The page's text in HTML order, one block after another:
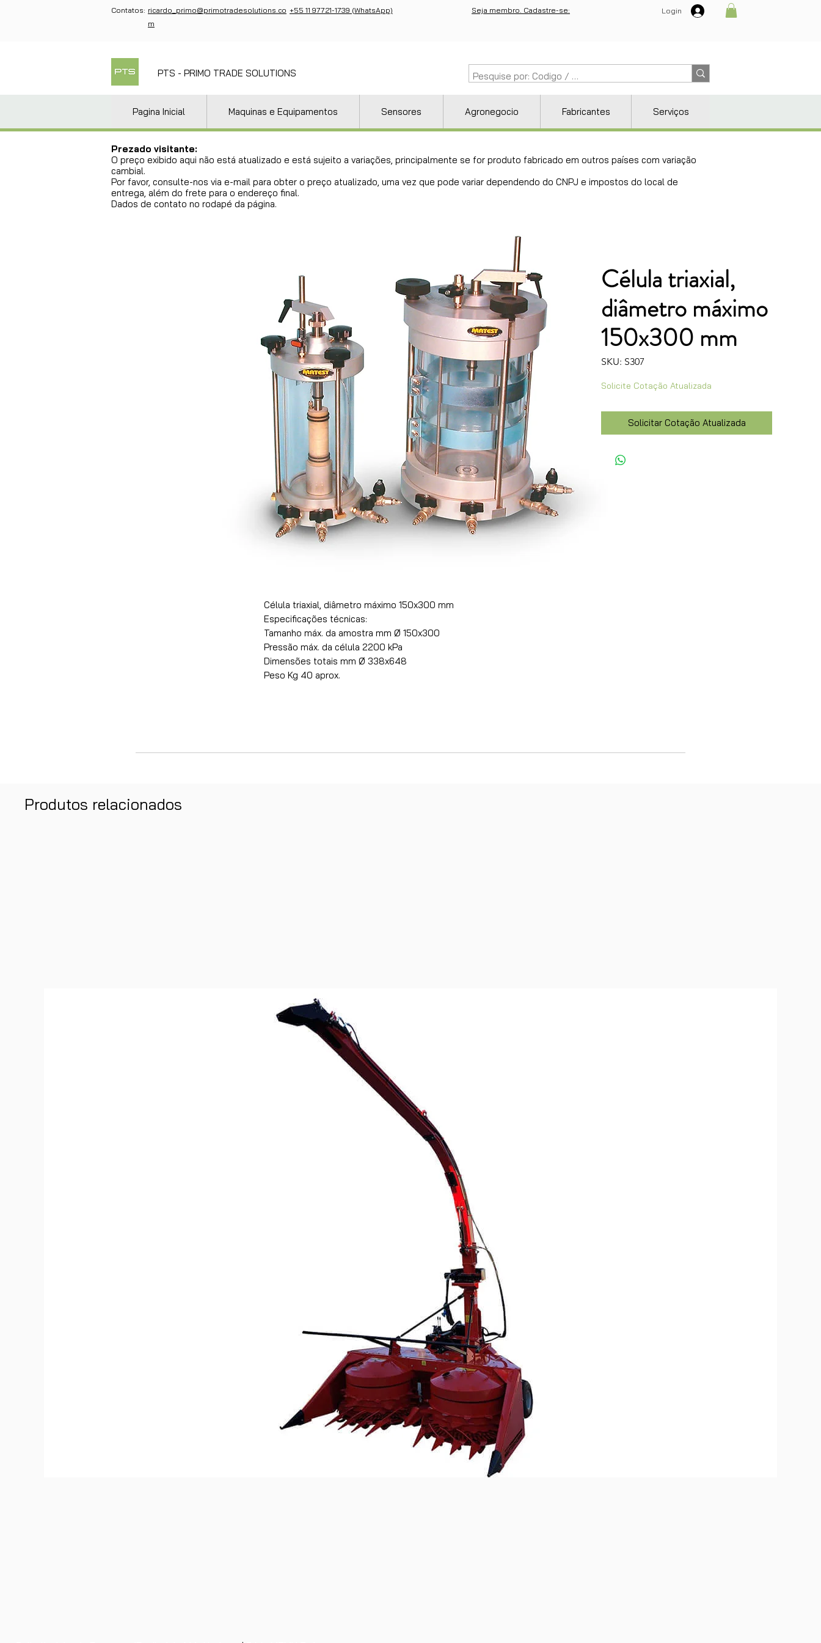
Contatos: ricardo_primo@primotradesolutions.co
m
+55 11 97721-1739 (WhatsApp) Seja membro. Cadastre-se: Login
PTS - PRIMO TRADE SOLUTIONS
Pagina Inicial Maquinas e Equipamentos Sensores Agronegocio Fabricantes Serviços
Prezado visitante:
O preço exibido aqui não está atualizado e está sujeito a variações, principalmente se for produto fabricado em outros países com variação
cambial.
Por favor, consulte-nos via e-mail para obter o preço atualizado, uma vez que pode variar dependendo do CNPJ e impostos do local de
entrega, além do frete para o endereço final.
Dados de contato no rodapé da página.
Célula triaxial,
diâmetro máximo
150x300 mm
SKU: S307
Solicite Cotação Atualizada
Solicitar Cotação Atualizada
Célula triaxial, diâmetro máximo 150x300 mm
Especificações técnicas:
Tamanho máx. da amostra mm Ø 150x300
Pressão máx. da célula 2200 kPa
Dimensões totais mm Ø 338x648
Peso Kg 40 aprox.
Produtos relacionados